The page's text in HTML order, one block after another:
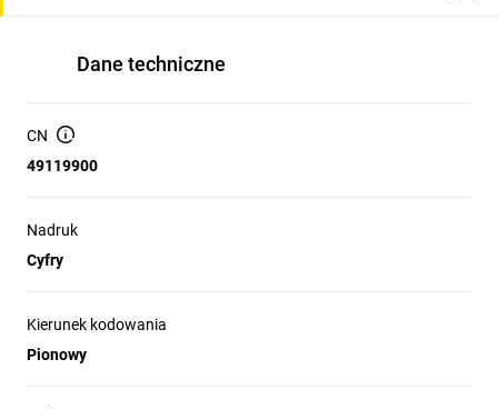
Dane techniczne
CN
49119900
Nadruk
Cyfry
Kierunek kodowania
Pionowy